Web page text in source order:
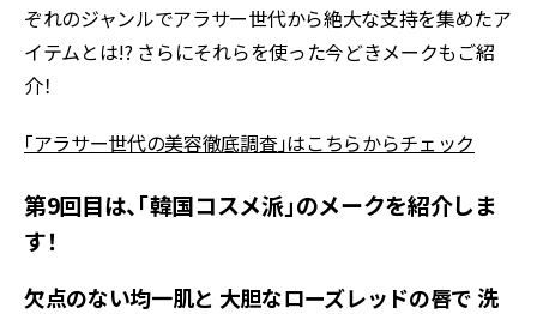
ぞれのジャンルでアラサー世代から絶大な支持を集めたア
イテムとは!? さらにそれらを使った今どきメークもご紹
介！
「アラサー世代の美容徹底調査」はこちらからチェック
第9回目は、「韓国コスメ派」のメークを紹介しま
す！
欠点のない均一肌と 大胆なローズレッドの唇で 洗